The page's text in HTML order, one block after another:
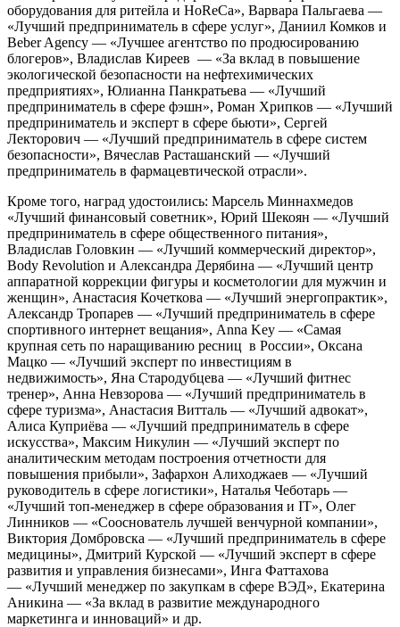
оборудования для ритейла и HoReCa», Варвара Пальгаева —
«Лучший предприниматель в сфере услуг», Даниил Комков и
Beber Agency — «Лучшее агентство по продюсированию
блогеров», Владислав Киреев — «За вклад в повышение
экологической безопасности на нефтехимических
предприятиях», Юлианна Панкратьева — «Лучший
предприниматель в сфере фэшн», Роман Хрипков — «Лучший
предприниматель и эксперт в сфере бьюти», Сергей
Лекторович — «Лучший предприниматель в сфере систем
безопасности», Вячеслав Расташанский — «Лучший
предприниматель в фармацевтической отрасли».
Кроме того, наград удостоились: Марсель Миннахмедов
«Лучший финансовый советник», Юрий Шекоян — «Лучший
предприниматель в сфере общественного питания»,
Владислав Головкин — «Лучший коммерческий директор»,
Body Revolution и Александра Дерябина — «Лучший центр
аппаратной коррекции фигуры и косметологии для мужчин и
женщин», Анастасия Кочеткова — «Лучший энергопрактик»,
Александр Тропарев — «Лучший предприниматель в сфере
спортивного интернет вещания», Anna Key — «Самая
крупная сеть по наращиванию ресниц в России», Оксана
Мацко — «Лучший эксперт по инвестициям в
недвижимость», Яна Стародубцева — «Лучший фитнес
тренер», Анна Невзорова — «Лучший предприниматель в
сфере туризма», Анастасия Витталь — «Лучший адвокат»,
Алиса Куприёва — «Лучший предприниматель в сфере
искусства», Максим Никулин — «Лучший эксперт по
аналитическим методам построения отчетности для
повышения прибыли», Зафархон Алиходжаев — «Лучший
руководитель в сфере логистики», Наталья Чеботарь —
«Лучший топ-менеджер в сфере образования и IT», Олег
Линников — «Сооснователь лучшей венчурной компании»,
Виктория Домбровска — «Лучший предприниматель в сфере
медицины», Дмитрий Курской — «Лучший эксперт в сфере
развития и управления бизнесами», Инга Фаттахова
— «Лучший менеджер по закупкам в сфере ВЭД», Екатерина
Аникина — «За вклад в развитие международного
маркетинга и инноваций» и др.